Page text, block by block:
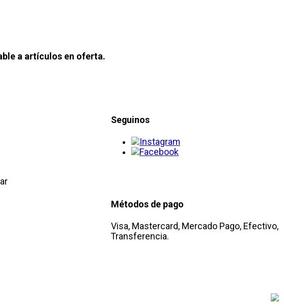
a artículos en oferta.
Seguinos
Métodos de pago
Visa, Mastercard, Mercado Pago, Efectivo,
Transferencia.